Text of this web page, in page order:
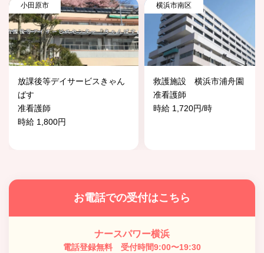
小田原市
放課後等デイサービスきゃん
ばす
准看護師
時給 1,800円
横浜市南区
救護施設 横浜市浦舟園
准看護師
時給 1,720円/時
お電話での受付はこちら
ナースパワー横浜
電話登録無料 受付時間9:00〜19:30